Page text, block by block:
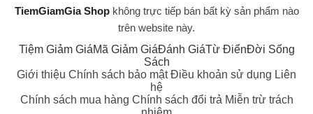
TiemGiamGia Shopkhông trực tiếp bán bất kỳ sản phẩm nào
trên website này.
Tiệm Giảm GiáMã Giảm GiáĐánh GiáTừ ĐiểnĐời Sống
Sách
Giới thiệu Chính sách bảo mật Điều khoản sử dụng Liên
hệ
Chính sách mua hàng Chính sách đổi trả Miễn trừ trách